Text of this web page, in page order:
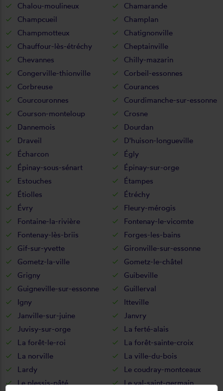
Chalou-moulineux
Chamarande
Champcueil
Champlan
Champmotteux
Chatignonville
Chauffour-lès-étréchy
Cheptainville
Chevannes
Chilly-mazarin
Congerville-thionville
Corbeil-essonnes
Corbreuse
Courances
Courcouronnes
Courdimanche-sur-essonne
Courson-monteloup
Crosne
Dannemois
Dourdan
Draveil
D'huison-longueville
Écharcon
Égly
Épinay-sous-sénart
Épinay-sur-orge
Estouches
Étampes
Étiolles
Étréchy
Évry
Fleury-mérogis
Fontaine-la-rivière
Fontenay-le-vicomte
Fontenay-lès-briis
Forges-les-bains
Gif-sur-yvette
Gironville-sur-essonne
Gometz-la-ville
Gometz-le-châtel
Grigny
Guibeville
Guigneville-sur-essonne
Guillerval
Igny
Itteville
Janville-sur-juine
Janvry
Juvisy-sur-orge
La ferté-alais
La forêt-le-roi
La forêt-sainte-croix
La norville
La ville-du-bois
Lardy
Le coudray-montceaux
Le plessis-pâté
Le val-saint-germain